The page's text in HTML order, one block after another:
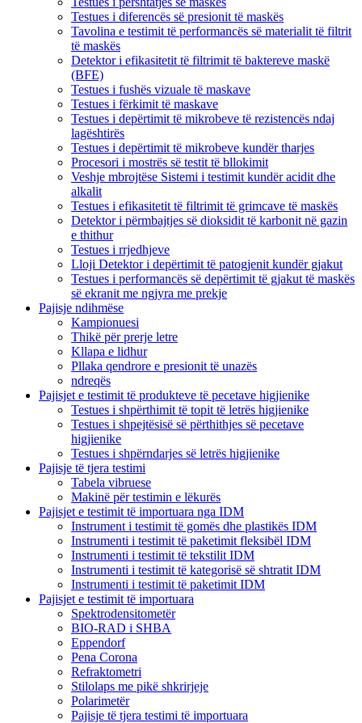
Testues i diferencës së presionit të maskës
Tavolina e testimit të performancës së materialit të filtrit
të maskës
Detektor i efikasitetit të filtrimit të baktereve maskë
(BFE)
Testues i fushës vizuale të maskave
Testues i fërkimit të maskave
Testues i depërtimit të mikrobeve të rezistencës ndaj
lagështirës
Testues i depërtimit të mikrobeve kundër tharjes
Procesori i mostrës së testit të bllokimit
Veshje mbrojtëse Sistemi i testimit kundër acidit dhe
alkalit
Testues i efikasitetit të filtrimit të grimcave të maskës
Detektor i përmbajtjes së dioksidit të karbonit në gazin
e thithur
Testues i rrjedhjeve
Lloji Detektor i depërtimit të patogjenit kundër gjakut
Testues i performancës së depërtimit të gjakut të maskës
së ekranit me ngjyra me prekje
Pajisje ndihmëse
Kampionuesi
Thikë për prerje letre
Kllapa e lidhur
Pllaka qendrore e presionit të unazës
ndreqës
Pajisjet e testimit të produkteve të pecetave higjienike
Testues i shpërthimit të topit të letrës higjienike
Testues i shpejtësisë së përthithjes së pecetave
higjienike
Testues i shpërndarjes së letrës higjienike
Pajisje të tjera testimi
Tabela vibruese
Makinë për testimin e lëkurës
Pajisjet e testimit të importuara nga IDM
Instrument i testimit të gomës dhe plastikës IDM
Instrumenti i testimit të paketimit fleksibël IDM
Instrumenti i testimit të tekstilit IDM
Instrumenti i testimit të kategorisë së shtratit IDM
Instrumenti i testimit të paketimit IDM
Pajisjet e testimit të importuara
Spektrodensitometër
BIO-RAD i SHBA
Eppendorf
Pena Corona
Refraktometri
Stilolaps me pikë shkrirjeje
Polarimetër
Pajisje të tjera testimi të importuara